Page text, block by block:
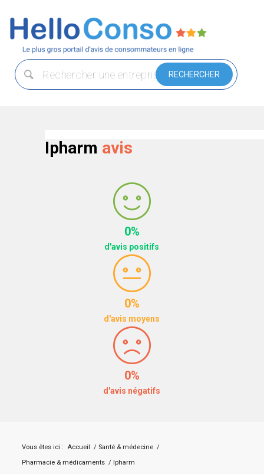
Ipharm avis
0%
d'avis positifs
0%
d'avis moyens
0%
d'avis négatifs
Vous êtes ici : Accueil / Santé & médecine /
Pharmacie & médicaments / Ipharm